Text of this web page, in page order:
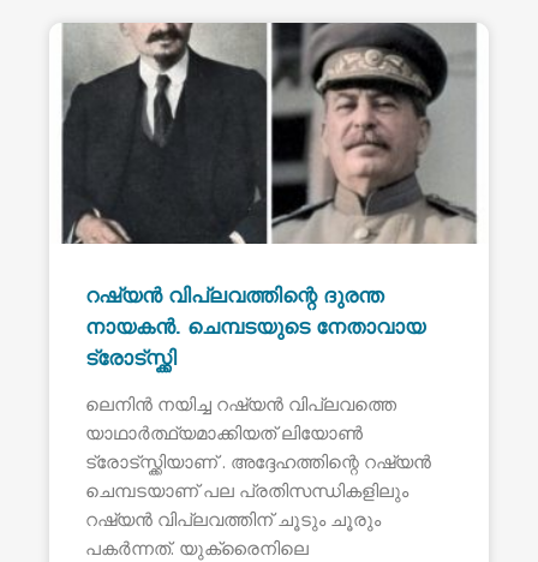
റഷ്യൻ വിപ്ലവത്തിന്റെ ദുരന്ത
നായകൻ. ചെമ്പടയുടെ നേതാവായ
ട്രോട്സ്ക്കി
ലെനിൻ നയിച്ച റഷ്യൻ വിപ്ലവത്തെ
യാഥാർത്ഥ്യമാക്കിയത് ലിയോൺ
ട്രോട്സ്ക്കിയാണ് . അദ്ദേഹത്തിന്റെ റഷ്യൻ
ചെമ്പടയാണ് പല പ്രതിസന്ധികളിലും
റഷ്യൻ വിപ്ലവത്തിന് ചൂടും ചൂരും
പകർന്നത്. യുക്രൈനിലെ